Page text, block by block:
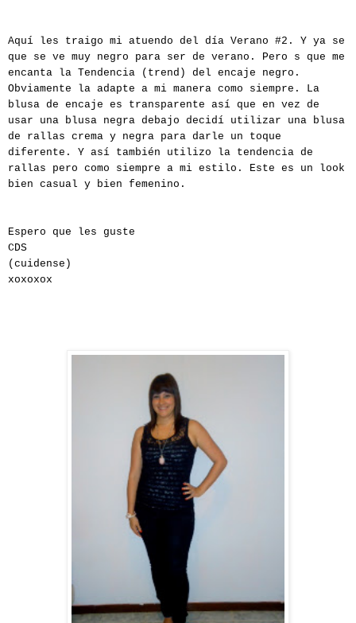
Aquí les traigo mi atuendo del día Verano #2. Y ya se
que se ve muy negro para ser de verano. Pero s que me
encanta la Tendencia (trend) del encaje negro.
Obviamente la adapte a mi manera como siempre. La
blusa de encaje es transparente así que en vez de
usar una blusa negra debajo decidí utilizar una blusa
de rallas crema y negra para darle un toque
diferente. Y así también utilizo la tendencia de
rallas pero como siempre a mi estilo. Este es un look
bien casual y bien femenino.
Espero que les guste
CDS
(cuidense)
xoxoxox